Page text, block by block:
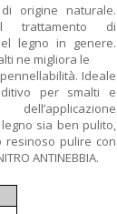
origine naturale.
trattamento di
legno in genere.
ne migliora le
Ideale
per smalti e
sia ben pulito,
resinoso pulire con
ANTINEBBIA.